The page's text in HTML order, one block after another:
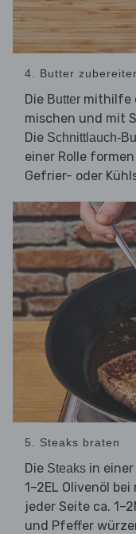
4. Butter
Die Butter mithilfe
mischen und mit
Die Schnittlauch-
einer Rolle
Gefrier- oder
5. Steaks braten
Die Steaks in
1–2EL Olivenöl
jeder Seite ca.
und Pfeffer